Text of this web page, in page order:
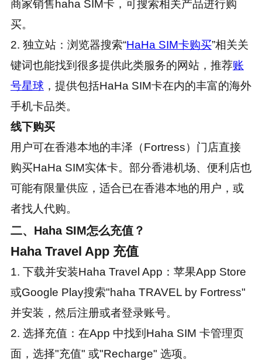
商家销售haha SIM卡，可搜索相关产品进行购
买。
2. 独立站：浏览器搜索“HaHa SIM卡购买”相关关
键词也能找到很多提供此类服务的网站，推荐账
号星球，提供包括HaHa SIM卡在内的丰富的海外
手机卡品类。
线下购买
用户可在香港本地的丰泽（Fortress）门店直接
购买HaHa SIM实体卡。部分香港机场、便利店也
可能有限量供应，适合已在香港本地的用户，或
者找人代购。
二、Haha SIM怎么充值？
Haha Travel App 充值
1. 下载并安装Haha Travel App：苹果App Store
或Google Play搜索"haha TRAVEL by Fortress"
并安装，然后注册或者登录账号。
2. 选择充值：在App 中找到Haha SIM 卡管理页
面，选择"充值" 或"Recharge" 选项。